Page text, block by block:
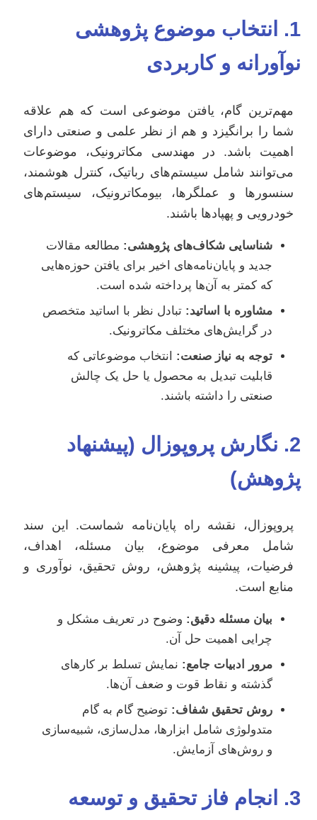
1. انتخاب موضوع پژوهشی
نوآورانه و کاربردی
مهم‌ترین گام، یافتن موضوعی است که هم علاقه
شما را برانگیزد و هم از نظر علمی و صنعتی دارای
اهمیت باشد. در مهندسی مکاترونیک، موضوعات
می‌توانند شامل سیستم‌های رباتیک، کنترل هوشمند،
سنسورها و عملگرها، بیومکاترونیک، سیستم‌های
خودرویی و پهپادها باشند.
شناسایی شکاف‌های پژوهشی: مطالعه مقالات
جدید و پایان‌نامه‌های اخیر برای یافتن حوزه‌هایی
که کمتر به آن‌ها پرداخته شده است.
مشاوره با اساتید: تبادل نظر با اساتید متخصص
در گرایش‌های مختلف مکاترونیک.
توجه به نیاز صنعت: انتخاب موضوعاتی که
قابلیت تبدیل به محصول یا حل یک چالش
صنعتی را داشته باشند.
2. نگارش پروپوزال (پیشنهاد
پژوهش)
پروپوزال، نقشه راه پایان‌نامه شماست. این سند
شامل معرفی موضوع، بیان مسئله، اهداف،
فرضیات، پیشینه پژوهش، روش تحقیق، نوآوری و
منابع است.
بیان مسئله دقیق: وضوح در تعریف مشکل و
چرایی اهمیت حل آن.
مرور ادبیات جامع: نمایش تسلط بر کارهای
گذشته و نقاط قوت و ضعف آن‌ها.
روش تحقیق شفاف: توضیح گام به گام
متدولوژی شامل ابزارها، مدل‌سازی، شبیه‌سازی
و روش‌های آزمایش.
3. انجام فاز تحقیق و توسعه